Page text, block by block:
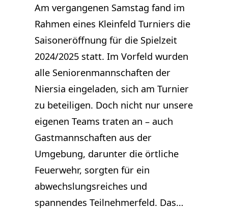
Am vergangenen Samstag fand im
Rahmen eines Kleinfeld Turniers die
Saisoneröffnung für die Spielzeit
2024/2025 statt. Im Vorfeld wurden
alle Seniorenmannschaften der
Niersia eingeladen, sich am Turnier
zu beteiligen. Doch nicht nur unsere
eigenen Teams traten an – auch
Gastmannschaften aus der
Umgebung, darunter die örtliche
Feuerwehr, sorgten für ein
abwechslungsreiches und
spannendes Teilnehmerfeld. Das…